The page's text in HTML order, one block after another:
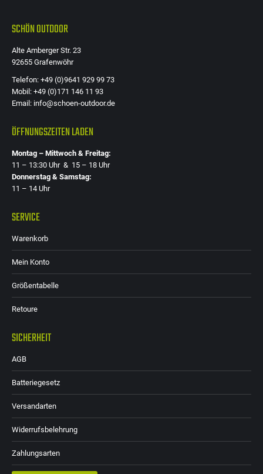
SCHÖN OUTDOOR
Alte Amberger Str. 23
92655 Grafenwöhr
Telefon: +49 (0)9641 929 99 73
Mobil: +49 (0)171 146 11 93
Email: info@schoen-outdoor.de
ÖFFNUNGSZEITEN LADEN
Montag – Mittwoch & Freitag:
11 – 13:30 Uhr & 15 – 18 Uhr
Donnerstag & Samstag:
11 – 14 Uhr
SERVICE
Warenkorb
Mein Konto
Größentabelle
Retoure
SICHERHEIT
AGB
Batteriegesetz
Versandarten
Widerrufsbelehrung
Zahlungsarten